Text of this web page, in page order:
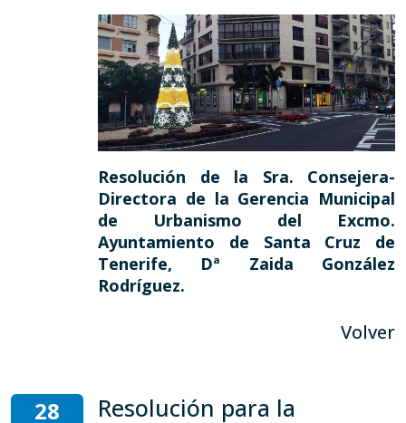
Resolución de la Sra. Consejera-
Directora de la Gerencia Municipal
de Urbanismo del Excmo.
Ayuntamiento de Santa Cruz de
Tenerife, Dª Zaida González
Rodríguez.
Volver
28
Resolución para la